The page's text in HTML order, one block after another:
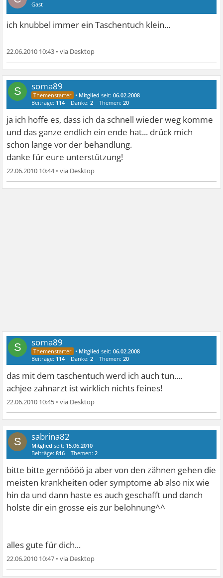
Gast
ich knubbel immer ein Taschentuch klein...
22.06.2010 10:43 •
S soma89
• Mitglied seit:06.02.2008
Beiträge: 114 Danke:2 Themen:20
ja ich hoffe es, dass ich da schnell wieder weg komme
und das ganze endlich ein ende hat... drück mich
schon lange vor der behandlung.
danke für eure unterstützung!
22.06.2010 10:44•
S soma89
• Mitglied seit:06.02.2008
Beiträge: 114 Danke:2 Themen:20
das mit dem taschentuch werd ich auch tun....
achjee zahnarzt ist wirklich nichts feines!
22.06.2010 10:45 •
S sabrina82
Mitglied seit: 15.06.2010
Beiträge:816 Themen:2
bitte bitte gernöööö ja aber von den zähnen gehen die
meisten krankheiten oder symptome ab also nix wie
hin da und dann haste es auch geschafft und danch
holste dir ein grosse eis zur belohnung^^
alles gute für dich...
22.06.2010 10:47 •